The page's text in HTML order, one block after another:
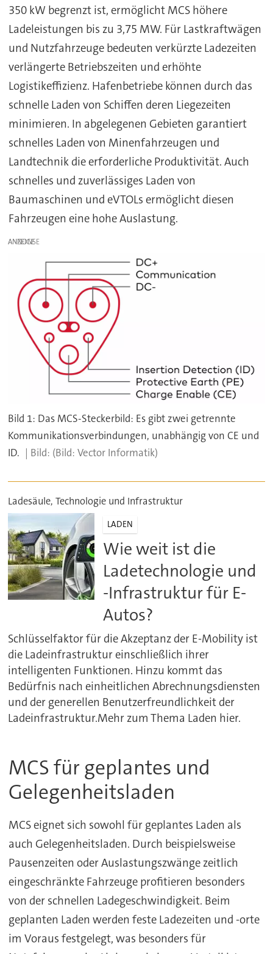
350 kW begrenzt ist, ermöglicht MCS höhere
Ladeleistungen bis zu 3,75 MW. Für Lastkraftwägen
und Nutzfahrzeuge bedeuten verkürzte Ladezeiten
verlängerte Betriebszeiten und erhöhte
Logistikeffizienz. Hafenbetriebe können durch das
schnelle Laden von Schiffen deren Liegezeiten
minimieren. In abgelegenen Gebieten garantiert
schnelles Laden von Minenfahrzeugen und
Landtechnik die erforderliche Produktivität. Auch
schnelles und zuverlässiges Laden von
Baumaschinen und eVTOLs ermöglicht diesen
Fahrzeugen eine hohe Auslastung.
ANZEIGE
Bild 1: Das MCS-Steckerbild: Es gibt zwei getrennte
Kommunikationsverbindungen, unabhängig von CE und
ID.
(Bild: Vector Informatik)
Ladesäule, Technologie und Infrastruktur
LADEN
Wie weit ist die
Ladetechnologie und
-Infrastruktur für E-
Autos?
Schlüsselfaktor für die Akzeptanz der E-Mobility ist
die Ladeinfrastruktur einschließlich ihrer
intelligenten Funktionen. Hinzu kommt das
Bedürfnis nach einheitlichen Abrechnungsdiensten
und der generellen Benutzerfreundlichkeit der
Ladeinfrastruktur.Mehr zum Thema Laden hier.
MCS für geplantes und
Gelegenheitsladen
MCS eignet sich sowohl für geplantes Laden als
auch Gelegenheitsladen. Durch beispielsweise
Pausenzeiten oder Auslastungszwänge zeitlich
eingeschränkte Fahrzeuge profitieren besonders
von der schnellen Ladegeschwindigkeit. Beim
geplanten Laden werden feste Ladezeiten und -orte
im Voraus festgelegt, was besonders für